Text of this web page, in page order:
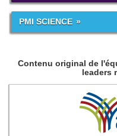
PMI SCIENCE
Contenu original de
leaders